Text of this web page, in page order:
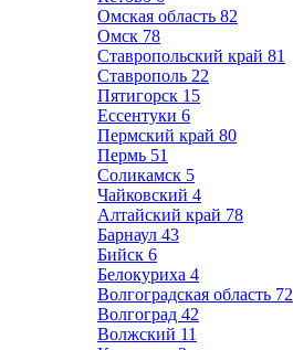
Омская область 82
Омск 78
Ставропольский край 81
Ставрополь 22
Пятигорск 15
Ессентуки 6
Пермский край 80
Пермь 51
Соликамск 5
Чайковский 4
Алтайский край 78
Барнаул 43
Бийск 6
Белокуриха 4
Волгоградская область 72
Волгоград 42
Волжский 11